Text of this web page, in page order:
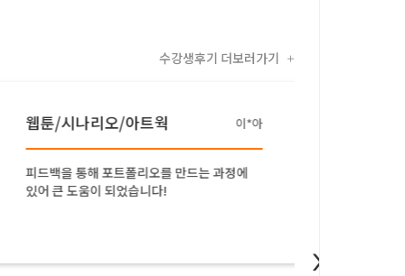
수강생후기 더보러가기
+
웹툰/시나리오/아트웍 이*아
피드백을 통해 포트폴리오를 만드는 과정에
있어 큰 도움이 되었습니다!
>